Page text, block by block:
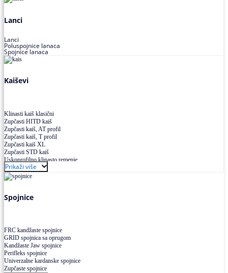
Lanci
Lanci
Poluspojnice lanaca
Spojnice lanaca
Kaiševi
Klinasti kaiš klasični
Zupčasti HITD kaiš
Zupčasti kaiš, AT profil
Zupčasti kaiš, T profil
Zupčasti kaiš XL
Zupčasti STD kaiš
Uskoprofilno klinasto remenje
Uskoprofilno klinasto remenje spojeno
Uskoprofilno klinasto remenje XP extra power
Višekanalno remenje PJ,PK
Prikaži više
Spojnice
FRC kandžaste spojnice
GRID spojnica sa oprugom
Kandžaste Jaw spojnice
Perifleks spojnice
Univerzalne kardanske spojnice
Zupčaste spojnice